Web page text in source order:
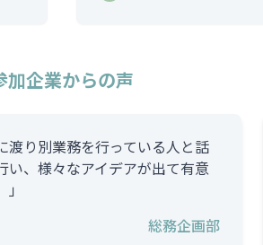
加企業からの声
渡り別業務を行っている人と話
い、様々なアイデアが出て有意
総務企画部